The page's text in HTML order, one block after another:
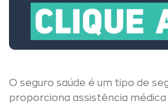
O seguro saúde é um tipo de
proporciona assistência médica